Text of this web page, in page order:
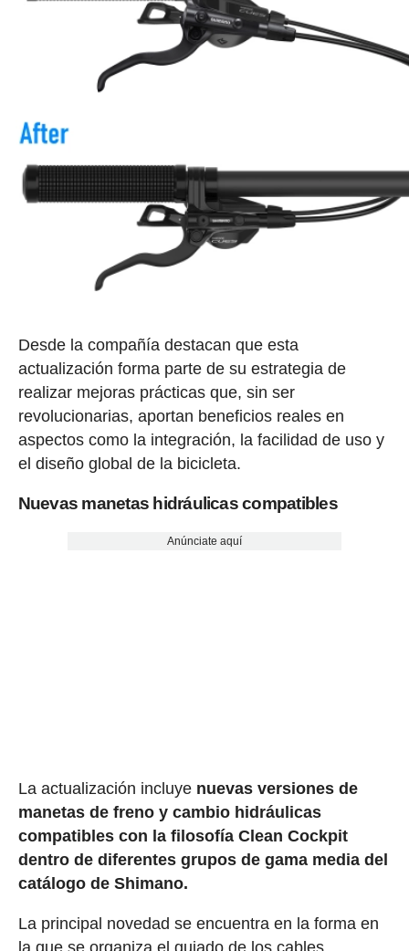
Desde la compañía destacan que esta
actualización forma parte de su estrategia de
realizar mejoras prácticas que, sin ser
revolucionarias, aportan beneficios reales en
aspectos como la integración, la facilidad de uso y
el diseño global de la bicicleta.
Nuevas manetas hidráulicas compatibles
Anúnciate aquí
La actualización incluye nuevas versiones de
manetas de freno y cambio hidráulicas
compatibles con la filosofía Clean Cockpit
dentro de diferentes grupos de gama media del
catálogo de Shimano.
La principal novedad se encuentra en la forma en
la que se organiza el guiado de los cables